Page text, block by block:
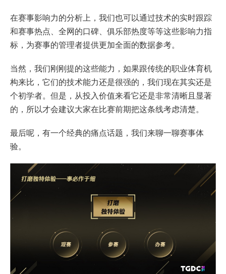
在赛事影响力的分析上，我们也可以通过技术的实时跟踪
和赛事热点、全网的口碑、俱乐部热度等等这些影响力指
标，为赛事的管理者提供更加全面的数据参考。
当然，我们刚刚提的这些能力，如果跟传统的职业体育机
构来比，它们的技术能力还是很强的，我们现在其实还是
个初学者。但是，从投入价值来看它还是非常清晰且显著
的，所以才会建议大家在比赛前期把这条线考虑清楚。
最后呢，有一个经典的痛点话题，我们来聊一聊赛事体
验。